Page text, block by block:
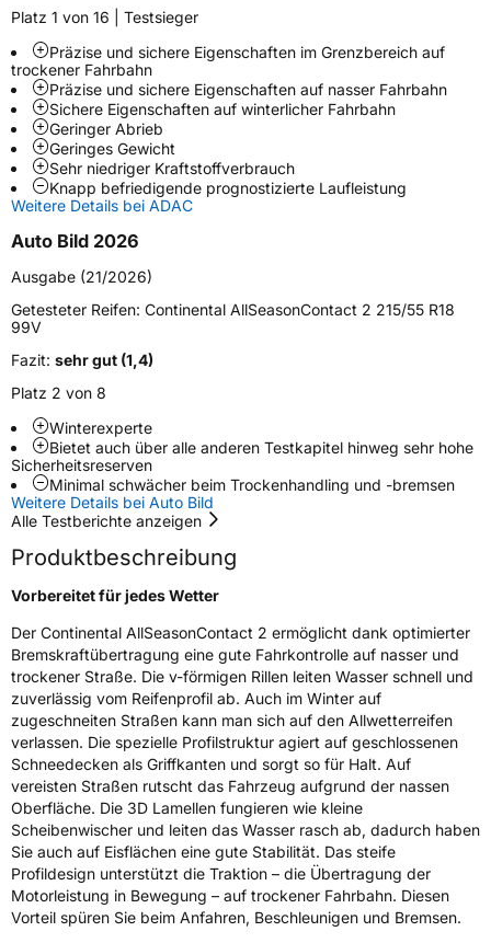
Weitere Eigenschaften
SchlauchtypTL
ZustandNeureifen
M+SJa
VerstärktXL
EU Label
EffizienzB
Nasshaftung
Rollgeräusch (Klasse)
Rollgeräusch (dB)72
FahrzeugklasseC1
3PMSF / Schneeflockensymbol / Alpine-Symbol
EPREL ID1226688
Allgemeine Produktsicherheit (GPSR)
HerstellerkontaktContinental Reifen Deutschland GmbH
Continental-Plaza 1 30173 Hannover
Deutschland,
customerservice_tires@conti.de
Platz 1 von 16 | Testsieger
Präzise und sichere Eigenschaften im Grenzbereich auf
trockener Fahrbahn
Präzise und sichere Eigenschaften auf nasser Fahrbahn
Sichere Eigenschaften auf winterlicher Fahrbahn
Geringer Abrieb
Geringes Gewicht
Sehr niedriger Kraftstoffverbrauch
Knapp befriedigende prognostizierte Laufleistung
Weitere Details bei ADAC
Auto Bild 2026
Ausgabe (21/2026)
Getesteter Reifen: Continental AllSeasonContact 2 215/55 R18
99V
Fazit: sehr gut (1,4)
Platz 2 von 8
Winterexperte
Bietet auch über alle anderen Testkapitel hinweg sehr hohe
Sicherheitsreserven
Minimal schwächer beim Trockenhandling und -bremsen
Weitere Details bei Auto Bild
Alle Testberichte anzeigen
Produktbeschreibung
Vorbereitet für jedes Wetter
Der Continental AllSeasonContact 2 ermöglicht dank optimierter
Bremskraftübertragung eine gute Fahrkontrolle auf nasser und
trockener Straße. Die v-förmigen Rillen leiten Wasser schnell und
zuverlässig vom Reifenprofil ab. Auch im Winter auf
zugeschneiten Straßen kann man sich auf den Allwetterreifen
verlassen. Die spezielle Profilstruktur agiert auf geschlossenen
Schneedecken als Griffkanten und sorgt so für Halt. Auf
vereisten Straßen rutscht das Fahrzeug aufgrund der nassen
Oberfläche. Die 3D Lamellen fungieren wie kleine
Scheibenwischer und leiten das Wasser rasch ab, dadurch haben
Sie auch auf Eisflächen eine gute Stabilität. Das steife
Profildesign unterstützt die Traktion – die Übertragung der
Motorleistung in Bewegung – auf trockener Fahrbahn. Diesen
Vorteil spüren Sie beim Anfahren, Beschleunigen und Bremsen.